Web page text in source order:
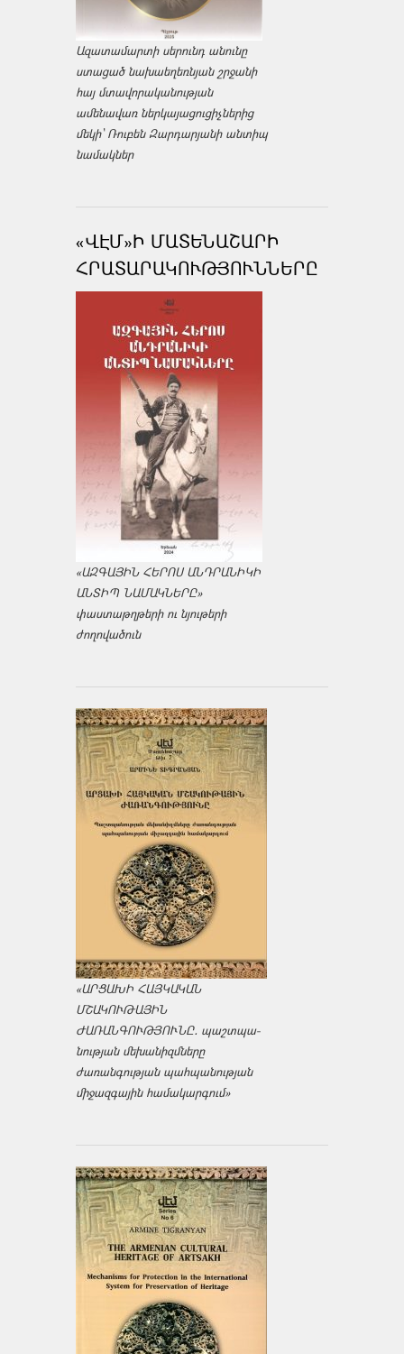
Ազատամարտի սերունդ անունը
ստացած նախաեղեռնյան շրջանի
հայ մտավորականության
ամենավառ ներկայացուցիչներից
մեկի՝ Ռուբեն Զարդարյանի անտիպ
նամակներ
«ՎԷՄ»Ի ՄԱՏԵՆԱՇԱՐԻ
ՀՐԱՏԱՐԱԿՈՒԹՅՈՒՆՆԵՐԸ
«ԱԶԳԱՅԻՆ ՀԵՐՈՍ ԱՆԴՐԱՆԻԿԻ
ԱՆՏԻՊ ՆԱՄԱԿՆԵՐԸ»
փաստաթղթերի ու նյութերի
ժողովածուն
«ԱՐՑԱԽԻ ՀԱՅԿԱԿԱՆ
ՄՇԱԿՈՒԹԱՅԻՆ
ԺԱՌԱՆԳՈՒԹՅՈՒՆԸ․ պաշտպա­
նության մեխանիզմները
ժառանգության պահպանության
միջազ­գային համակարգում»